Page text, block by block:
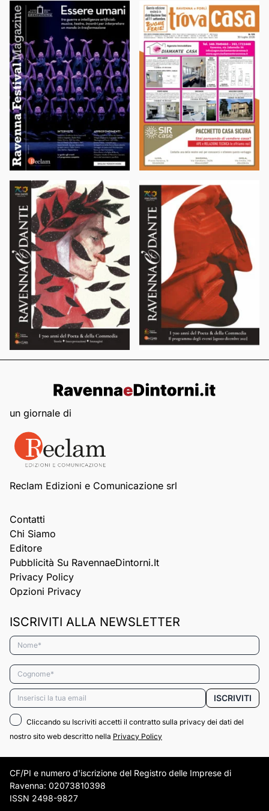
un giornale di
Reclam Edizioni e Comunicazione srl
Contatti
Chi Siamo
Editore
Pubblicità Su RavennaeDintorni.it
Privacy Policy
Opzioni Privacy
ISCRIVITI ALLA NEWSLETTER
Nome*
Cognome*
Email* ISCRIVITI
Cliccando su Iscriviti accetti il contratto sulla privacy dei dati del
nostro sito web descritto nella Privacy Policy
CF/PI e numero d'iscrizione del Registro delle Imprese di
Ravenna: 02073810398
ISSN 2498-9827